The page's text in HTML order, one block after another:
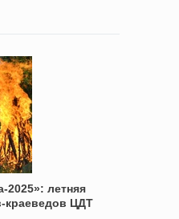
2025»: летняя
краеведов ЦДТ